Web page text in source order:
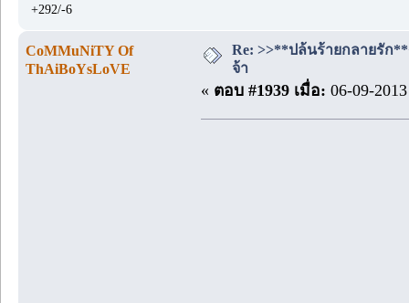
+292/-6
CoMMuNiTY Of
ThAiBoYsLoVE
Re: >>**ปล้นร้ายกลายรัก
จ้า
« ตอบ #1939 เมื่อ: 06-09-